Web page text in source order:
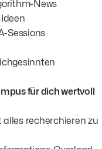
News
Sessions
für dich wertvoll
alles recherchieren zu